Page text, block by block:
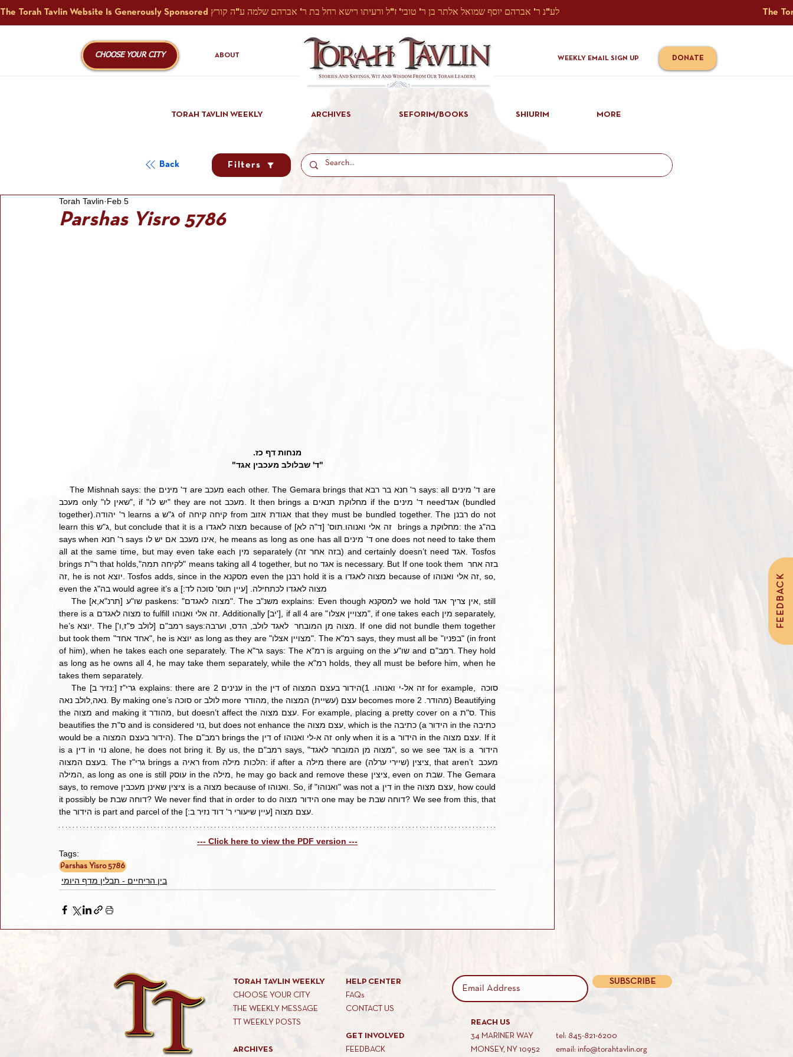
CHOOSE YOUR CITY ABOUT WEEKLY EMAIL SIGN UP DONATE
TORAH TAVLIN WEEKLY ARCHIVES SEFORIM/BOOKS SHIURIM MORE
FEEDBACK
Back Filters
Parshas Yisro 5786
Torah Tavlin Feb 5
מנחות דף כז.
"ד' שבלולב מעכבין אגד"
The Mishnah says: the ד' מינים are מעכב each other. The Gemara brings that ר' חנא בר רבא says: all ד' מינים are
מעכב only "שאין לו", if "יש לו" they are not מעכב. It then brings a מחלוקת תנאים if the ד' מינים needאגד (bundled
together).ר' יהודה learns a ג"ש of קיחה קיחה from אגודת אזוב that they must be bundled together. The רבנן do not
learn this ג"ש, but conclude that it is a מצוה לאגדו because of זה אלי ואנוהו.תוס' [ד"ה לא]  brings a מחלוקת: the בה"ג
says when ר' חנא says אינו מעכב אם יש לו, he means as long as one has all ד' מינים one does not need to take them
all at the same time, but may even take each מין separately (בזה אחר זה) and certainly doesn’t need אגד. Tosfos
brings ר"ת that holds,"לקיחה תמה" means taking all 4 together, but no אגד is necessary. But If one took them בזה אחר
זה, he is not יוצא. Tosfos adds, since in the מסקנא even the רבנן hold it is a מצוה לאגדו because of זה אלי ואנוהו, so,
even the בה"ג would agree it’s a מצוה לאגדו לכתחילה. [עיין תוס' סוכה לד:]
    The [תרנ"א,א] שו"ע paskens: "מצוה לאגדם". The משנ"ב explains: Even though למסקנא we hold אין צריך אגד, still
there is a מצוה לאגדם to fulfill זה אלי ואנוהו. Additionally [יב'], if all 4 are "מצויין אצלו", if one takes each מין separately,
he’s יוצא. The רמב"ם [לולב פ"ז,ו'] says:מצוה מן המובחר  לאגד לולב, הדס, וערבה. If one did not bundle them together
but took them "אחד אחד", he is יוצא as long as they are "מצויין אצלו". The רמ"א says, they must all be "בפניו" (in front
of him), when he takes each one separately. The גר"א says: The רמ"א is arguing on the שו"ע and רמב"ם. They hold
as long as he owns all 4, he may take them separately, while the רמ"א holds, they all must be before him, when he
takes them separately.
    The [נזיר ב:] גרי"ז explains: there are 2 ענינים in the דין of זה אל-י ואנוהו. 1)הידור בעצם המצוה for example, סוכה
נאה,לולב נאה. By making one’s סוכה or לולב more מהודר, the עצם (עשיית) המצוה becomes more מהודר. 2) Beautifying
the מצוה and making it מהודר, but doesn’t affect the עצם מצוה. For example, placing a pretty cover on a ס"ת. This
beautifies the ס"ת and is considered נוי, but does not enhance the עצם מצוה, which is the כתיבה (a הידור in the כתיבה
would be a הידור בעצם המצוה). The רמב"ם brings the דין of זה א-לי ואנוהו only when it is a הידור in the עצם מצוה. If it
is a דין in נוי alone, he does not bring it. By us, the רמב"ם says, "מצוה מן המובחר לאגד", so we see אגד is a הידור
בעצם המצוה. The גרי"ז brings a ראיה from הלכות מילה: if after a מילה there are ציצין (שיירי ערלה), that aren’t מעכב
המילה, as long as one is still עוסק in the מילה, he may go back and remove these ציצין, even on שבת. The Gemara
says, to remove ציצין שאינן מעכבין is a מצוה because of ואנוהו. So, if "ואנוהו" was not a דין in the עצם מצוה, how could
it possibly be דוחה שבת? We never find that in order to do הידור מצוה one may be דוחה שבת? We see from this, that
the הידור is part and parcel of the עצם מצוה [עיין שיעורי ר' דוד נזיר ב:].
--- Click here to view the PDF version ---
Tags:
Parshas Yisro 5786
בין הריחיים - תבלין מדף היומי
TORAH TAVLIN WEEKLY
CHOOSE YOUR CITY
THE WEEKLY MESSAGE
TT WEEKLY POSTS
ARCHIVES
HELP CENTER
FAQs
CONTACT US
GET INVOLVED
FEEDBACK
SUBSCRIBE
REACH US
34 MARINER WAY
MONSEY, NY 10952
tel: 845-821-6200
email: info@torahtavlin.org